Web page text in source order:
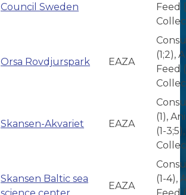
Council Sweden
Feed
Orsa Rovdjurspark EAZA
(1;2),
Feed
Skansen-Akvariet EAZA
(1),
(1-3;5),
Skansen Baltic sea
EAZA
(1-4),